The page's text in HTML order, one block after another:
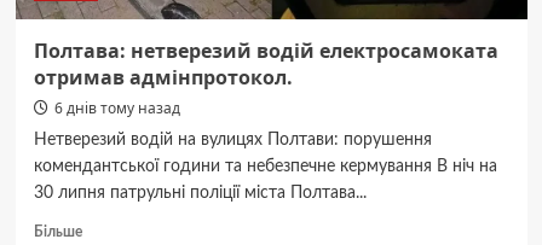
Полтава: нетверезий водій електросамоката
отримав адмінпротокол.
6 днів тому назад
Нетверезий водій на вулицях Полтави: порушення
комендантської години та небезпечне кермування В ніч на
30 липня патрульні поліції міста Полтава...
БільшеДокладніше